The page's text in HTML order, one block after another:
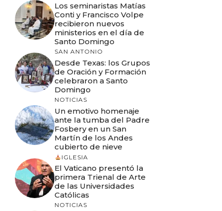
Los seminaristas Matías
Conti y Francisco Volpe
recibieron nuevos
ministerios en el día de
Santo Domingo
SAN ANTONIO
Desde Texas: los Grupos
de Oración y Formación
celebraron a Santo
Domingo
NOTICIAS
Un emotivo homenaje
ante la tumba del Padre
Fosbery en un San
Martín de los Andes
cubierto de nieve
IGLESIA
El Vaticano presentó la
primera Trienal de Arte
de las Universidades
Católicas
NOTICIAS